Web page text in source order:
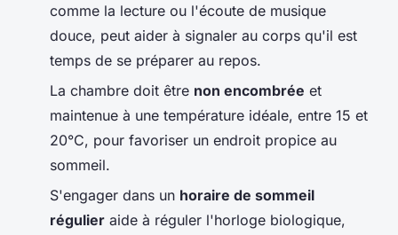
comme la lecture ou l'écoute de musique
douce, peut aider à signaler au corps qu'il est
temps de se préparer au repos.
La chambre doit être non encombrée et
maintenue à une température idéale, entre 15 et
20°C, pour favoriser un endroit propice au
sommeil.
S'engager dans un horaire de sommeil
régulier aide à réguler l'horloge biologique,